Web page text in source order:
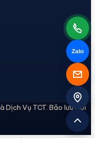
Vụ TCT. Bảo lưu mọi
Zalo